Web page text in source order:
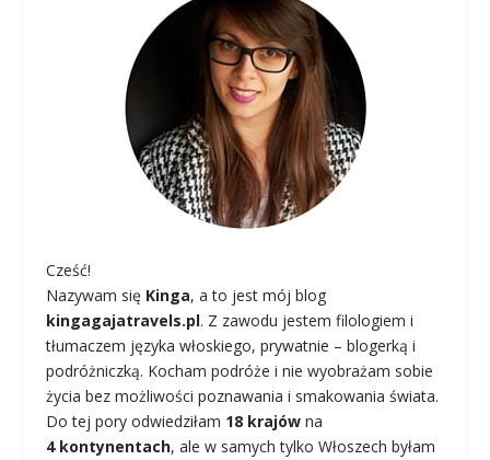
Cześć!
Nazywam się Kinga, a to jest mój blog
kingagajatravels.pl. Z zawodu jestem filologiem i
tłumaczem języka włoskiego, prywatnie – blogerką i
podróżniczką. Kocham podróże i nie wyobrażam sobie
życia bez możliwości poznawania i smakowania świata.
Do tej pory odwiedziłam 18 krajów na
4 kontynentach, ale w samych tylko Włoszech byłam